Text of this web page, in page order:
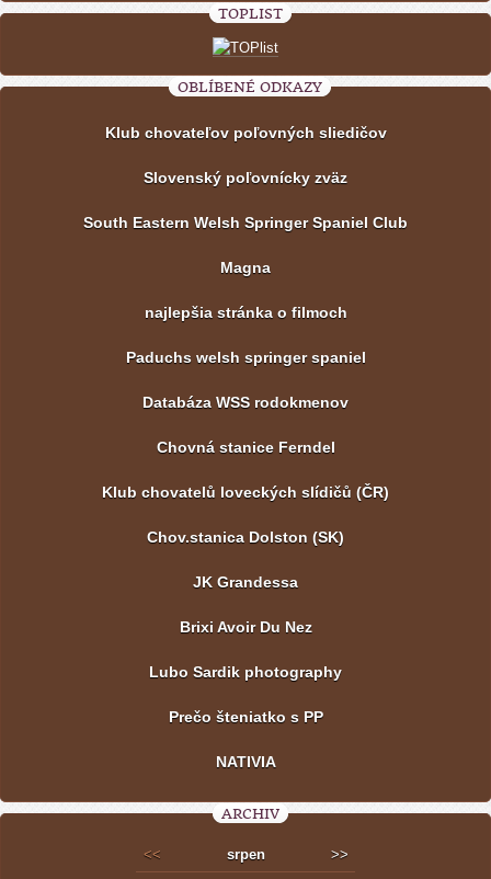
TOPLIST
OBLÍBENÉ ODKAZY
Klub chovateľov poľovných sliedičov
Slovenský poľovnícky zväz
South Eastern Welsh Springer Spaniel Club
Magna
najlepšia stránka o filmoch
Paduchs welsh springer spaniel
Databáza WSS rodokmenov
Chovná stanice Ferndel
Klub chovatelů loveckých slídičů (ČR)
Chov.stanica Dolston (SK)
JK Grandessa
Brixi Avoir Du Nez
Lubo Sardik photography
Prečo šteniatko s PP
NATIVIA
ARCHIV
<< srpen >>